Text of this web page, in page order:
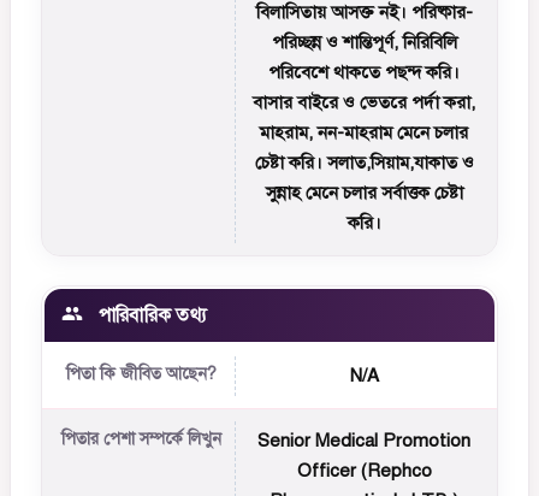
বিলাসিতায় আসক্ত নই। পরিষ্কার-
পরিচ্ছন্ন ও শান্তিপূর্ণ, নিরিবিলি
পরিবেশে থাকতে পছন্দ করি।
বাসার বাইরে ও ভেতরে পর্দা করা,
মাহরাম, নন-মাহরাম মেনে চলার
চেষ্টা করি। সলাত,সিয়াম,যাকাত ও
সুন্নাহ মেনে চলার সর্বাত্তক চেষ্টা
করি।
পারিবারিক তথ্য
পিতা কি জীবিত আছেন? N/A
পিতার পেশা সম্পর্কে লিখুন
Senior Medical Promotion
Officer (Rephco